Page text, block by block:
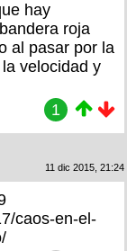
hay
roja
al pasar por la
velocidad y
1
11 dic 2015, 21:24
caos-en-el-